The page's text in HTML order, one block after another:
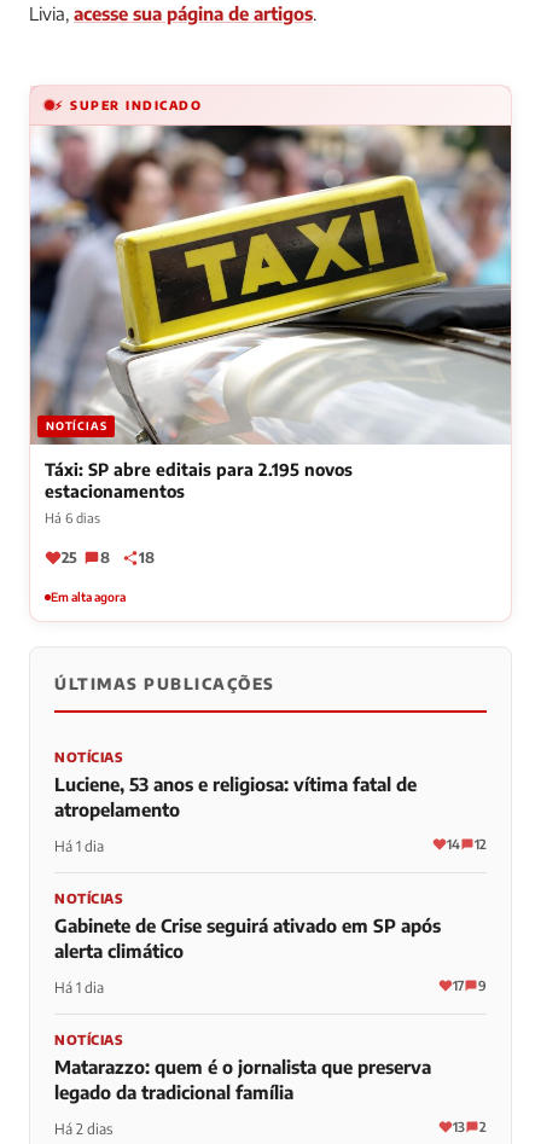
Livia, acesse sua página de artigos.
⚡ SUPER INDICADO
NOTÍCIAS
Táxi: SP abre editais para 2.195 novos
estacionamentos
Há 6 dias
25 8 18
Em alta agora
ÚLTIMAS PUBLICAÇÕES
NOTÍCIAS
Luciene, 53 anos e religiosa: vítima fatal de
atropelamento
Há 1 dia 14 12
NOTÍCIAS
Gabinete de Crise seguirá ativado em SP após
alerta climático
Há 1 dia 17 9
NOTÍCIAS
Matarazzo: quem é o jornalista que preserva
legado da tradicional família
Há 2 dias 13 2